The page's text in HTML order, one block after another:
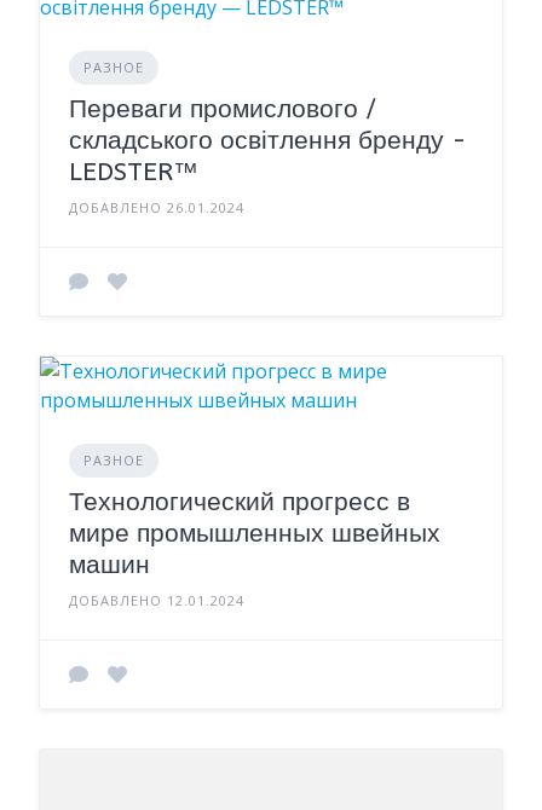
РАЗНОЕ
Переваги промислового /
складського освітлення бренду -
LEDSTER™
ДОБАВЛЕНО 26.01.2024
РАЗНОЕ
Технологический прогресс в
мире промышленных швейных
машин
ДОБАВЛЕНО 12.01.2024